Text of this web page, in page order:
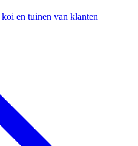
en tuinen van klanten